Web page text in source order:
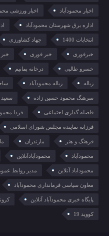
اخبار محمودآباد اخبار ورزشی
اداره برق شهرستان محمودآباد
انتخابات 1400 جهاد کشاورزی
خبرفوری خبر فوری خبر
خسرو طالبی درخانه بمانیم
زباله زباله محمودآباد
سرهنگ محمود حسین زاده سعید
فاصله گذاری اجتماعی فردا
فرزانه نماینده مجلس شورای اسلامی
فرهنگ و هنر مازندران
محمودآباد محمودآبادآنلاین
محموداباد آنلاین مدیر روابط
معاون سیاسی فرمانداری محمودآباد
پایگاه خبری محمودآباد آنلاین
کووید 19